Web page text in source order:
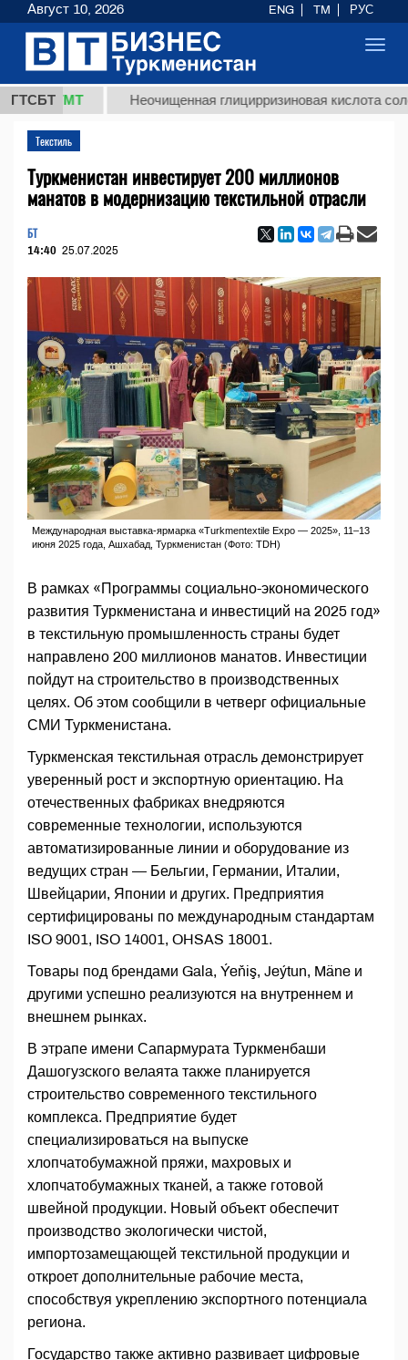
ГТСБТ
ТМТ Неочищенная глицирризиновая кислота
Текстиль
Туркменистан инвестирует 200 миллионов
манатов в модернизацию текстильной отрасли
БТ
14:40 25.07.2025
Международная выставка-ярмарка «Turkmentextile Expo — 2025», 11–13
июня 2025 года, Ашхабад, Туркменистан (Фото: TDH)
В рамках «Программы социально-экономического
развития Туркменистана и инвестиций на 2025 год»
в текстильную промышленность страны будет
направлено 200 миллионов манатов. Инвестиции
пойдут на строительство в производственных
целях. Об этом сообщили в четверг официальные
СМИ Туркменистана.
Туркменская текстильная отрасль демонстрирует
уверенный рост и экспортную ориентацию. На
отечественных фабриках внедряются
современные технологии, используются
автоматизированные линии и оборудование из
ведущих стран — Бельгии, Германии, Италии,
Швейцарии, Японии и других. Предприятия
сертифицированы по международным стандартам
ISO 9001, ISO 14001, OHSAS 18001.
Товары под брендами Gala, Ýeňiş, Jeýtun, Mäne и
другими успешно реализуются на внутреннем и
внешнем рынках.
В этрапе имени Сапармурата Туркменбаши
Дашогузского велаята также планируется
строительство современного текстильного
комплекса. Предприятие будет
специализироваться на выпуске
хлопчатобумажной пряжи, махровых и
хлопчатобумажных тканей, а также готовой
швейной продукции. Новый объект обеспечит
производство экологически чистой,
импортозамещающей текстильной продукции и
откроет дополнительные рабочие места,
способствуя укреплению экспортного потенциала
региона.
Государство также активно развивает цифровые
Август 10, 2026 ENG TM РУС